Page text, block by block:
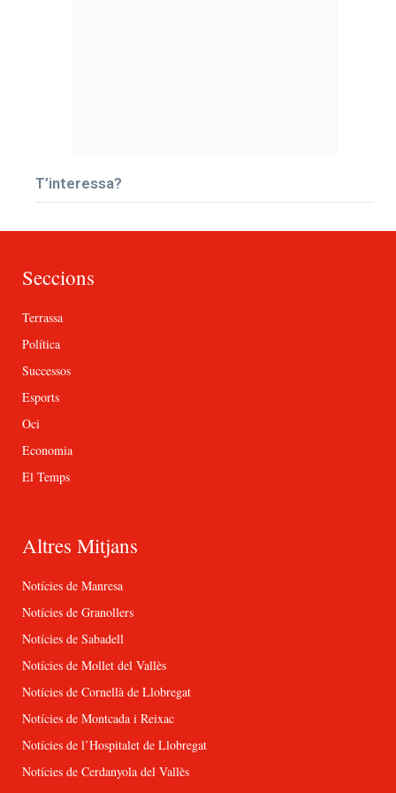
T’interessa?
Seccions
Terrassa
Política
Successos
Esports
Oci
Economia
El Temps
Altres Mitjans
Notícies de Manresa
Notícies de Granollers
Notícies de Sabadell
Notícies de Mollet del Vallès
Notícies de Cornellà de Llobregat
Notícies de Montcada i Reixac
Notícies de l’Hospitalet de Llobregat
Notícies de Cerdanyola del Vallès